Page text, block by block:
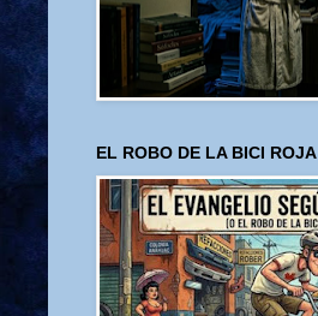
EL ROBO DE LA BICI ROJA